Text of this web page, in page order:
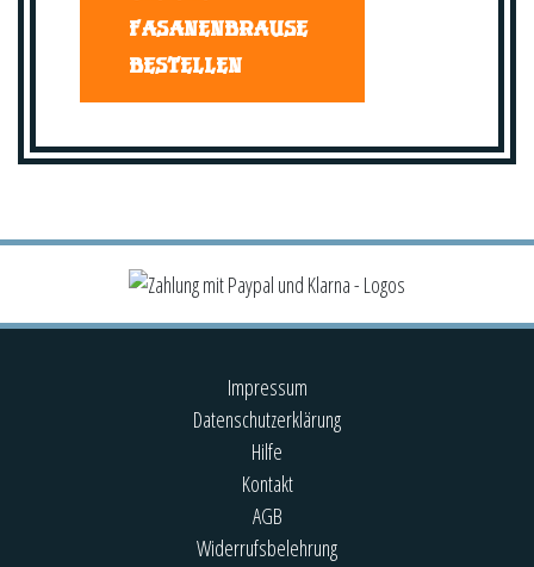
FASANENBRAUSE
BESTELLEN
Impressum
Datenschutzerklärung
Hilfe
Kontakt
AGB
Widerrufsbelehrung